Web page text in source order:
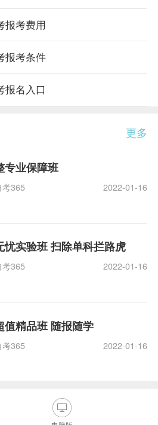
报考费用
报考条件
报名入口
更多
专业保障班
考365 2022-01-16
忧实验班 扫除单科拦路虎
考365 2022-01-16
值精品班 随报随学
考365 2022-01-16